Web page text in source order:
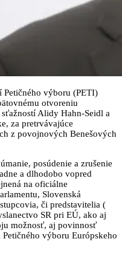
výboru (PETI)
otvoreniu
Alidy Hahn-Seidl a
za pretrvávajúce
z povojnových Benešových
posúdenie a zrušenie
a dlhodobo vopred
na oficiálne
Slovenská
či predstavitelia (
SR pri EÚ, ako aj
možnosť, aj povinnosť
výboru Európskeho